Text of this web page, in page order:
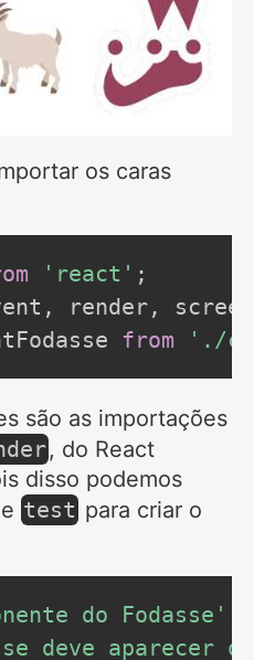
os caras
'react' ;
, render ,
from './
são as importações
, do React
disso podemos
e test para criar o
do Fodasse'
deve aparecer